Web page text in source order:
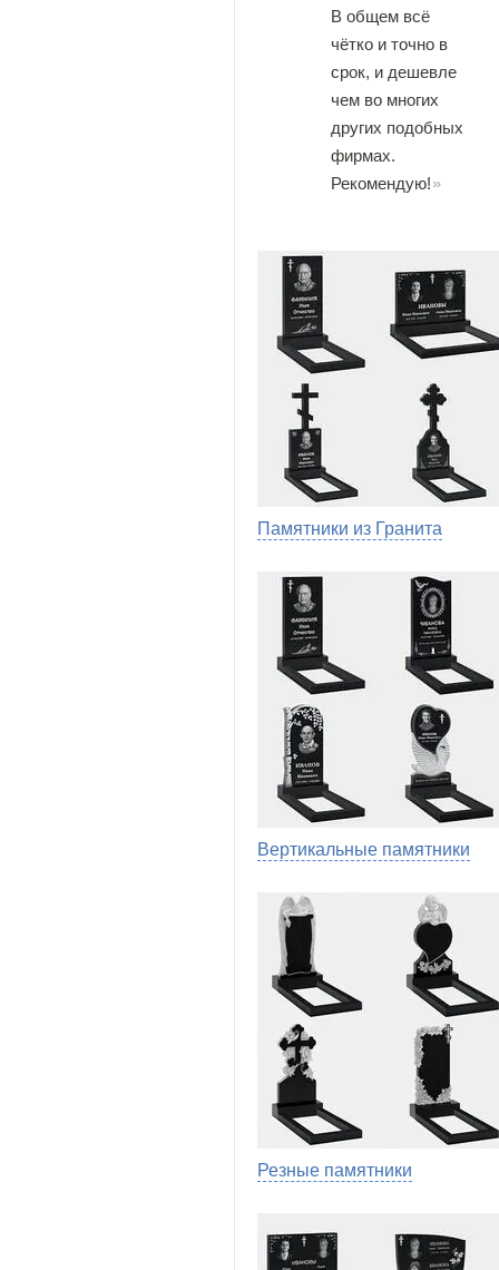
В общем всё
чëтко и точно в
срок, и дешевле
чем во многих
других подобных
фирмах.
Рекомендую!
Памятники из Гранита
Вертикальные памятники
Резные памятники